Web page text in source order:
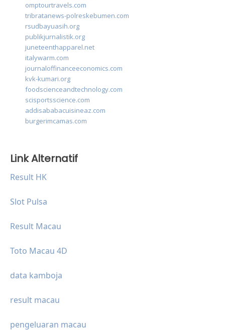
omptourtravels.com
tribratanews-polreskebumen.com
rsudbayuasih.org
publikjurnalistik.org
juneteenthapparel.net
italywarm.com
journaloffinanceeconomics.com
kvk-kumari.org
foodscienceandtechnology.com
scisportsscience.com
addisababacuisineaz.com
burgerimcamas.com
Link Alternatif
Result HK
Slot Pulsa
Result Macau
Toto Macau 4D
data kamboja
result macau
pengeluaran macau